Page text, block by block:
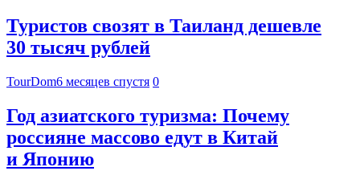
Туристов свозят в Таиланд дешевле
30 тысяч рублей
TourDom6 месяцев спустя 0
Год азиатского туризма: Почему
россияне массово едут в Китай
и Японию